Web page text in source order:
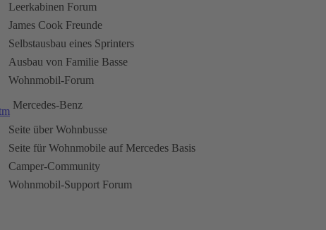
Leerkabinen Forum
James Cook Freunde
Selbstausbau eines Sprinters
Ausbau von Familie Basse
Wohnmobil-Forum
Mercedes-Benz
Seite über Wohnbusse
Seite für Wohnmobile auf Mercedes Basis
Camper-Community
Wohnmobil-Support Forum